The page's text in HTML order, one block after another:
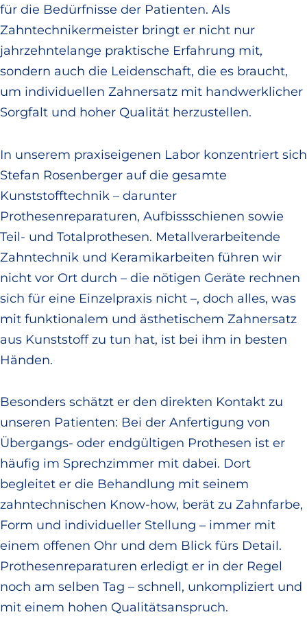
für die Bedürfnisse der Patienten. Als
Zahntechnikermeister bringt er nicht nur
jahrzehntelange praktische Erfahrung mit,
sondern auch die Leidenschaft, die es braucht,
um individuellen Zahnersatz mit handwerklicher
Sorgfalt und hoher Qualität herzustellen.
In unserem praxiseigenen Labor konzentriert sich
Stefan Rosenberger auf die gesamte
Kunststofftechnik – darunter
Prothesenreparaturen, Aufbissschienen sowie
Teil- und Totalprothesen. Metallverarbeitende
Zahntechnik und Keramikarbeiten führen wir
nicht vor Ort durch – die nötigen Geräte rechnen
sich für eine Einzelpraxis nicht –, doch alles, was
mit funktionalem und ästhetischem Zahnersatz
aus Kunststoff zu tun hat, ist bei ihm in besten
Händen.
Besonders schätzt er den direkten Kontakt zu
unseren Patienten: Bei der Anfertigung von
Übergangs- oder endgültigen Prothesen ist er
häufig im Sprechzimmer mit dabei. Dort
begleitet er die Behandlung mit seinem
zahntechnischen Know-how, berät zu Zahnfarbe,
Form und individueller Stellung – immer mit
einem offenen Ohr und dem Blick fürs Detail.
Prothesenreparaturen erledigt er in der Regel
noch am selben Tag – schnell, unkompliziert und
mit einem hohen Qualitätsanspruch.